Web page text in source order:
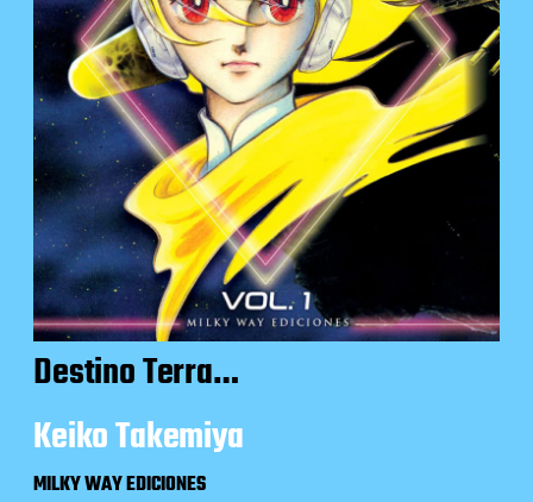
Destino Terra…
Keiko Takemiya
MILKY WAY EDICIONES